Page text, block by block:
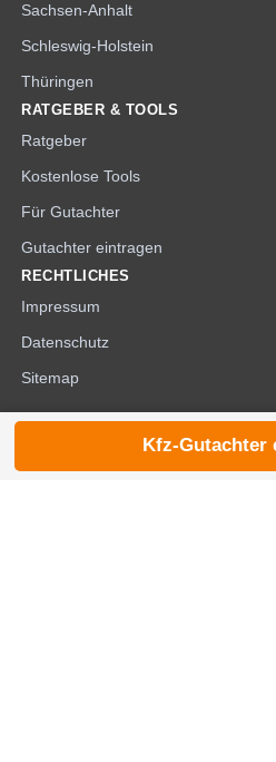
Sachsen-Anhalt
Schleswig-Holstein
Thüringen
RATGEBER & TOOLS
Ratgeber
Kostenlose Tools
Für Gutachter
Gutachter eintragen
RECHTLICHES
Impressum
Datenschutz
Sitemap
Kfz-Gutachter